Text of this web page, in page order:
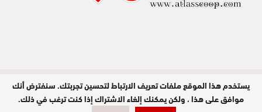
مدير النشر : عبد الله عزي / جميع الحقوق
محفوظة © 2026
يستخدم هذا الموقع ملفات تعريف الارتباط لتحسين تجربتك. سنفترض أنك
موافق على هذا ، ولكن يمكنك إلغاء الاشتراك إذا كنت ترغب في ذلك.